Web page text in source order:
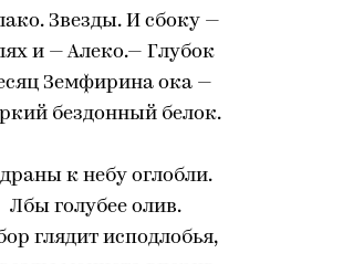
Звезды. И сбоку —
и — Алеко.— Глубок
Земфирина ока —
бездонный белок.
к небу оглобли.
Лбы голубее олив.
глядит исподлобья,